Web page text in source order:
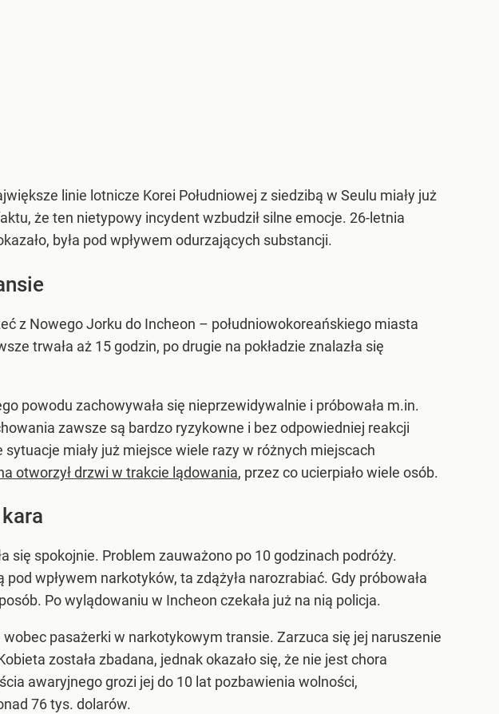
linie lotnicze Korei Południowej z siedzibą w Seulu miały już
że ten nietypowy incydent wzbudził silne emocje. 26-letnia
była pod wpływem odurzających substancji.
z Nowego Jorku do Incheon – południowokoreańskiego miasta
trwała aż 15 godzin, po drugie na pokładzie znalazła się
powodu zachowywała się nieprzewidywalnie i próbowała m.in.
zawsze są bardzo ryzykowne i bez odpowiedniej reakcji
miały już miejsce wiele razy w różnych miejscach
otworzył drzwi w trakcie lądowania, przez co ucierpiało wiele osób.
się spokojnie. Problem zauważono po 10 godzinach podróży.
wpływem narkotyków, ta zdążyła narozrabiać. Gdy próbowała
Po wylądowaniu w Incheon czekała już na nią policja.
pasażerki w narkotykowym transie. Zarzuca się jej naruszenie
została zbadana, jednak okazało się, że nie jest chora
awaryjnego grozi jej do 10 lat pozbawienia wolności,
76 tys. dolarów.